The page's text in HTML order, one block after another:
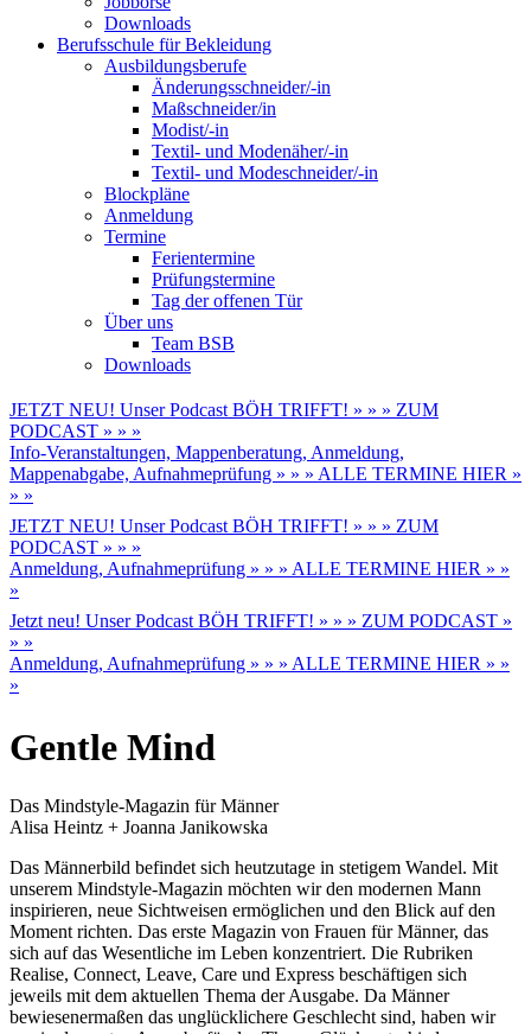
Downloads
Berufsschule für Bekleidung
Ausbildungsberufe
Änderungsschneider/-in
Maßschneider/in
Modist/-in
Textil- und Modenäher/-in
Textil- und Modeschneider/-in
Blockpläne
Anmeldung
Termine
Ferientermine
Prüfungstermine
Tag der offenen Tür
Über uns
Team BSB
Downloads
JETZT NEU! Unser Podcast BÖH TRIFFT! » » » ZUM
PODCAST » » »
Info-Veranstaltungen, Mappenberatung, Anmeldung,
Mappenabgabe, Aufnahmeprüfung » » » ALLE TERMINE HIER »
» »
JETZT NEU! Unser Podcast BÖH TRIFFT! » » » ZUM
PODCAST » » »
Anmeldung, Aufnahmeprüfung » » » ALLE TERMINE HIER » »
»
Jetzt neu! Unser Podcast BÖH TRIFFT! » » » ZUM PODCAST »
» »
Anmeldung, Aufnahmeprüfung » » » ALLE TERMINE HIER » »
»
Gentle Mind
Das Mindstyle-Magazin für Männer
Alisa Heintz + Joanna Janikowska
Das Männerbild befindet sich heutzutage in stetigem Wandel. Mit
unserem Mindstyle-Magazin möchten wir den modernen Mann
inspirieren, neue Sichtweisen ermöglichen und den Blick auf den
Moment richten. Das erste Magazin von Frauen für Männer, das
sich auf das Wesentliche im Leben konzentriert. Die Rubriken
Realise, Connect, Leave, Care und Express beschäftigen sich
jeweils mit dem aktuellen Thema der Ausgabe. Da Männer
bewiesenermaßen das unglücklichere Geschlecht sind, haben wir